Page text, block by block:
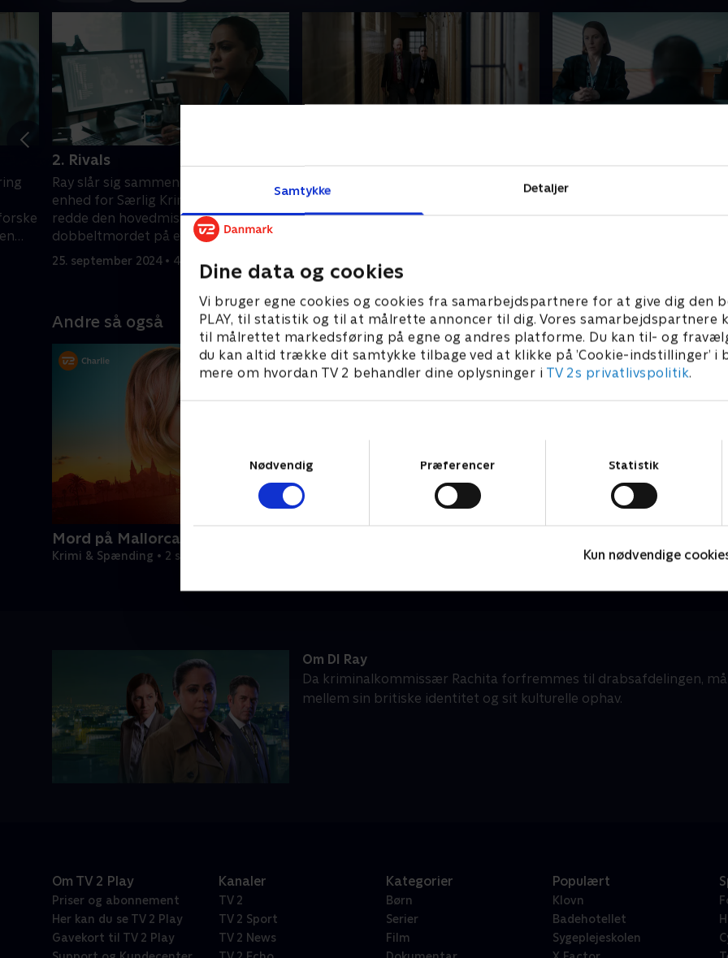
Samtykke Detaljer
Dine data og cookies
Vi bruger egne cookies og cookies fra samarbejdspartnere for at give dig den
PLAY, til statistik og til at målrette annoncer til dig. Vores samarbejdspartnere
til målrettet markedsføring på egne og andres platforme. Du kan til- og
du kan altid trække dit samtykke tilbage ved at klikke på ’Cookie-indstillinger’ i
mere om hvordan TV 2 behandler dine oplysninger i TV 2s privatlivspolitik.
Nødvendig
Præferencer Statistik
Kun nødvendige
2. Rivals
Ray slår sig sammen med National
enhed for Særlig Kriminalitet for at
redde den hovedmistænkte i
dobbeltmordet på en bandeleder og
en sygeplejerske.
25. september 2024 • 45 min
Jagten på morderen intensiveres, da
et tredje offer bliver fundet. Rachita
er tvunget til at konfrontere en
25. september 2024 • 45 min
Da en operation går dårligt,
Andre så også
Mord på Mallorca
Krimi & Spænding • 2 sæsoner
Om DI Ray
Da kriminalkommissær Rachita forfremmes til drabsafdelingen,
mellem sin britiske identitet og sit kulturelle ophav.
Om TV 2 Play
Priser og abonnement
Her kan du se TV 2 Play
Gavekort til TV 2 Play
Kanaler
TV 2
TV 2 Sport
TV 2 News
Kategorier
Børn
Serier
Film
Populært
Klovn
Badehotellet
Sygeplejeskolen